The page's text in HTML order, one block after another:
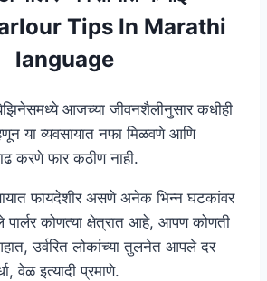
Tips In Marathi
language
आजच्या जीवनशैलीनुसार कधीही
या व्यवसायात नफा मिळवणे आणि
करणे फार कठीण नाही.
फायदेशीर असणे अनेक भिन्न घटकांवर
कोणत्या क्षेत्रात आहे, आपण कोणती
उर्वरित लोकांच्या तुलनेत आपले दर
वेळ इत्यादी प्रमाणे.